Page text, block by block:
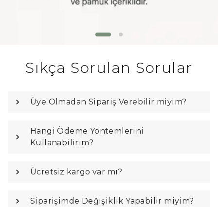
Sıkça Sorulan Sorular
Üye Olmadan Sipariş Verebilir miyim?
Hangi Ödeme Yöntemlerini
Kullanabilirim?
Ücretsiz kargo var mı?
Siparişimde Değişiklik Yapabilir miyim?